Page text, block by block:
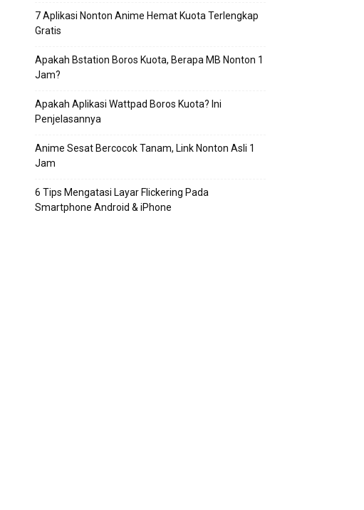
7 Aplikasi Nonton Anime Hemat Kuota Terlengkap
Gratis
Apakah Bstation Boros Kuota, Berapa MB Nonton 1
Jam?
Apakah Aplikasi Wattpad Boros Kuota? Ini
Penjelasannya
Anime Sesat Bercocok Tanam, Link Nonton Asli 1
Jam
6 Tips Mengatasi Layar Flickering Pada
Smartphone Android & iPhone